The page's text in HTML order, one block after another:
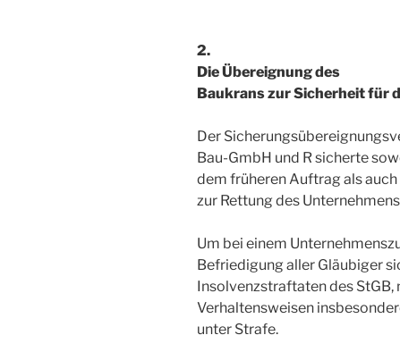
2.
Die Übereignung des
Baukrans zur Sicherheit für
Der
Bau-GmbH und R sicherte
dem früheren Auftrag als
zur Rettung des
Um bei einem
Befriedigung aller Gläubiger
Insolvenzstraftaten des
Verhaltensweisen
unter Strafe.